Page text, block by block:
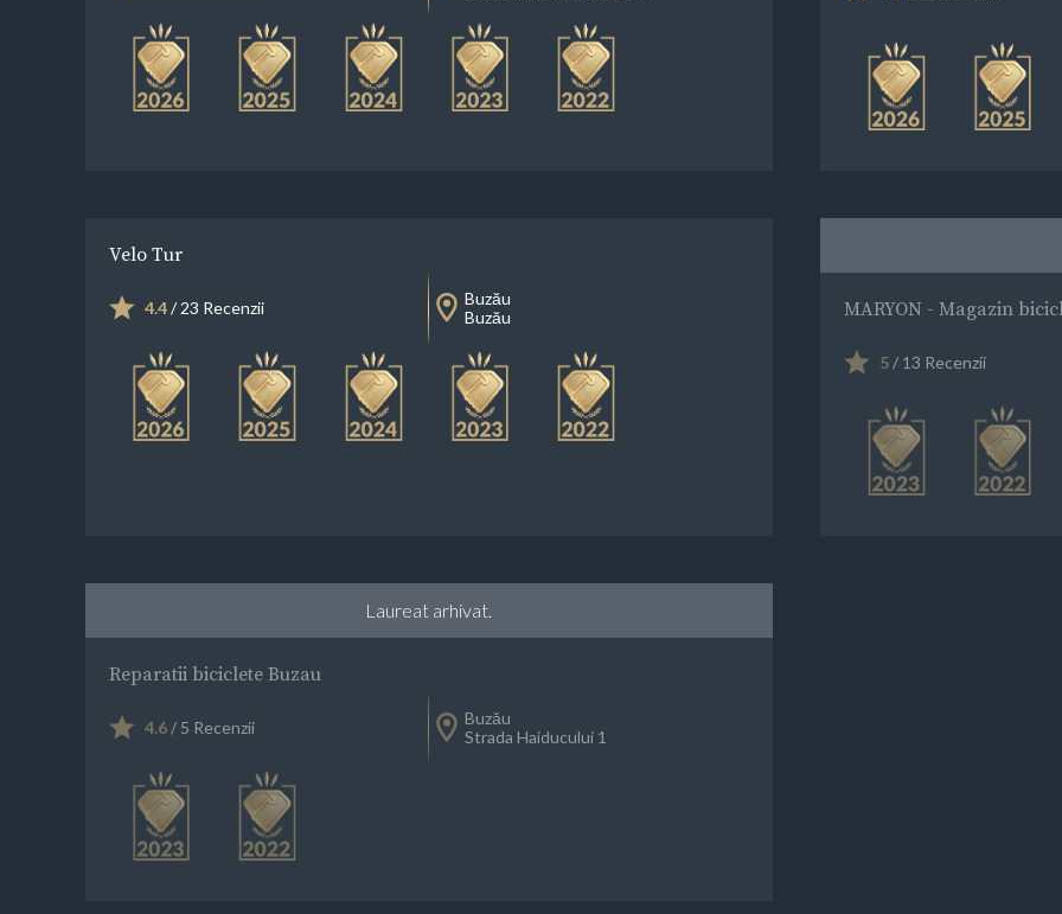
Velo Tur
4.4/ 23 Recenzii
Buzău
Buzău
MARYON - Magazin
5/ 13 Recenzii
Laureat arhivat.
Reparatii biciclete Buzau
4.6/ 5 Recenzii
Buzău
Strada Haiducului 1